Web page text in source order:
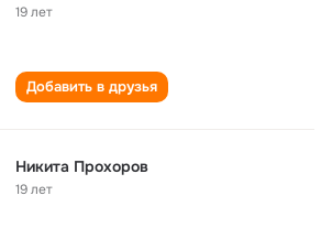
19 лет
Добавить в друзья
Никита Прохоров
19 лет